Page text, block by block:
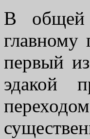
В общей
главному
первый
эдакой